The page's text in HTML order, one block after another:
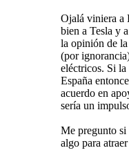
Ojalá viniera a
bien a Tesla y
la opinión de
(por
eléctricos. Si la
España
acuerdo en
sería un
Me pregunto
algo para